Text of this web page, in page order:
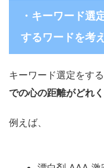
・キーワード選
するワードを考
キーワード選定をす
での心の距離がどれ
例えば、